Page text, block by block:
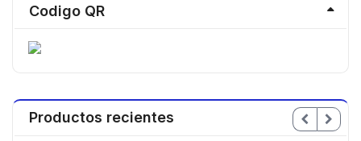
Codigo QR
Productos recientes